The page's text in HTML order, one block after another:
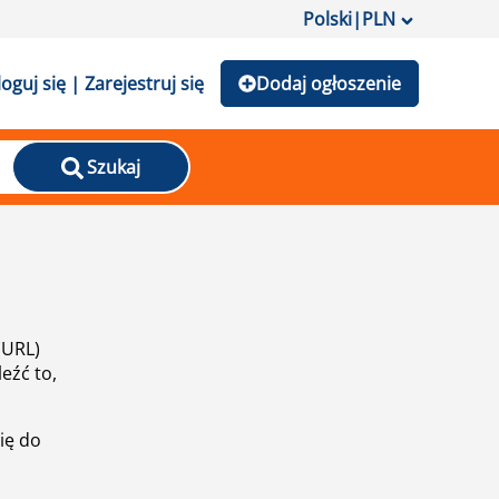
Polski|PLN
się | Zarejestruj się Dodaj ogłoszenie
Szukaj
to,
do